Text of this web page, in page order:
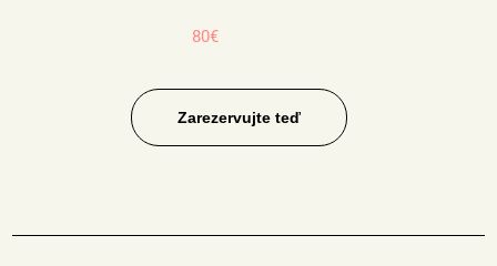
80€
Zarezervujte teď